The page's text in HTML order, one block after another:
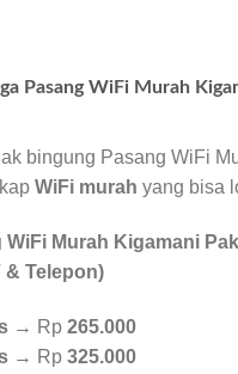
Pasang WiFi Murah
bingung Pasang WiFi
WiFi murah yang bisa
WiFi Murah Kigamani
& Telepon)
→ Rp 265.000
→ Rp 325.000